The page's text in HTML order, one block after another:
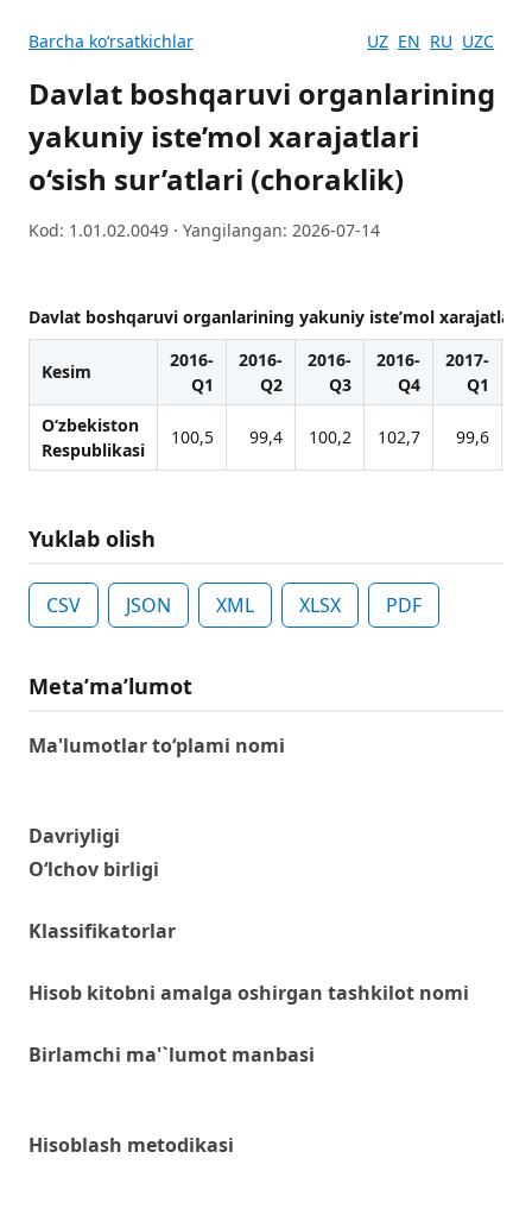
Barcha koʻrsatkichlar UZ EN RU UZC
Davlat boshqaruvi organlarining
yakuniy iste’mol xarajatlari
o‘sish sur’atlari (choraklik)
Kod: 1.01.02.0049 · Yangilangan: 2026-07-14
Davlat boshqaruvi organlarining yakuniy iste’mol xarajatlari
Kesim
2016-
Q1
2016-
Q2
2016-
Q3
2016-
Q4
2017-
Q1
O‘zbekiston
Respublikasi
100,5 99,4 100,2 102,7 99,6
Yuklab olish
CSV JSON XML XLSX PDF
Metaʼmaʼlumot
Ma'lumotlar to‘plami nomi
Davriyligi
O‘lchov birligi
Klassifikatorlar
Hisob kitobni amalga oshirgan tashkilot nomi
Birlamchi ma'`lumot manbasi
Hisoblash metodikasi